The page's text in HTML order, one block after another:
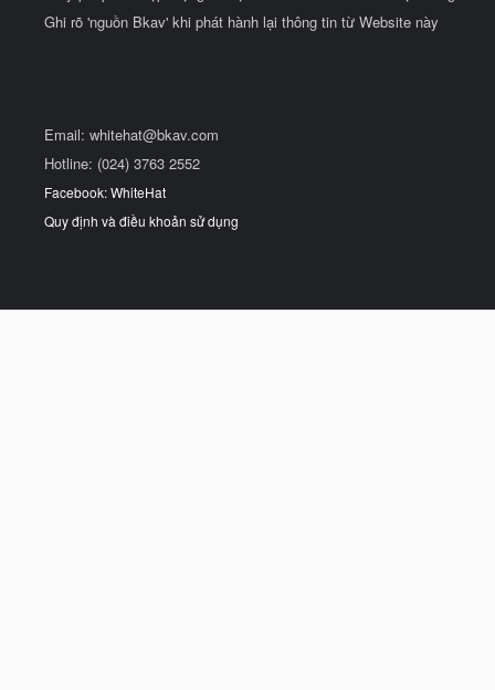
Ghi rõ 'nguồn Bkav' khi phát hành lại thông tin từ Website này
Email: whitehat@bkav.com
Hotline: (024) 3763 2552
Facebook: WhiteHat
Quy định và điều khoản sử dụng